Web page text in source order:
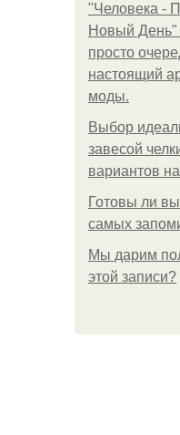
"Человека -
Новый День"
просто
настоящий
моды.
Выбор
завесой
вариантов
Готовы ли
самых
Мы дарим
этой записи?